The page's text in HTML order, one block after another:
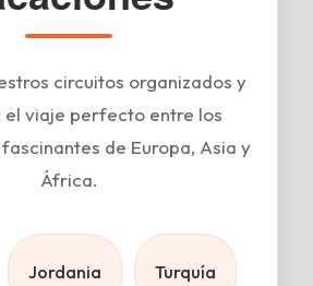
circuitos organizados y
el viaje perfecto entre los
de Europa, Asia y
África.
Jordania Turquía